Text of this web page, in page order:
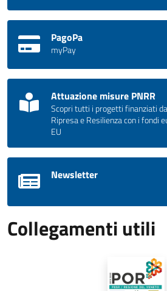
PagoPa
myPay
Attuazione misure PNRR
Scopri tutti i progetti finanziati
Ripresa e Resilienza con i fondi
EU
Newsletter
Collegamenti utili